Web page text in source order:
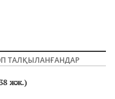
ТАЛҚЫЛАНҒАНДАР
жж.)